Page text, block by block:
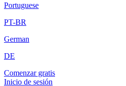
Portuguese
PT-BR
German
DE
Comenzar gratis
Inicio de sesión